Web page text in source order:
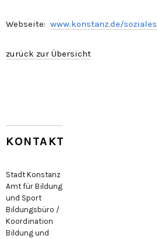
Webseite: www.konstanz.de/soziales
zurück zur Übersicht
KONTAKT
Stadt Konstanz
Amt für Bildung
und Sport
Bildungsbüro /
Koordination
Bildung und